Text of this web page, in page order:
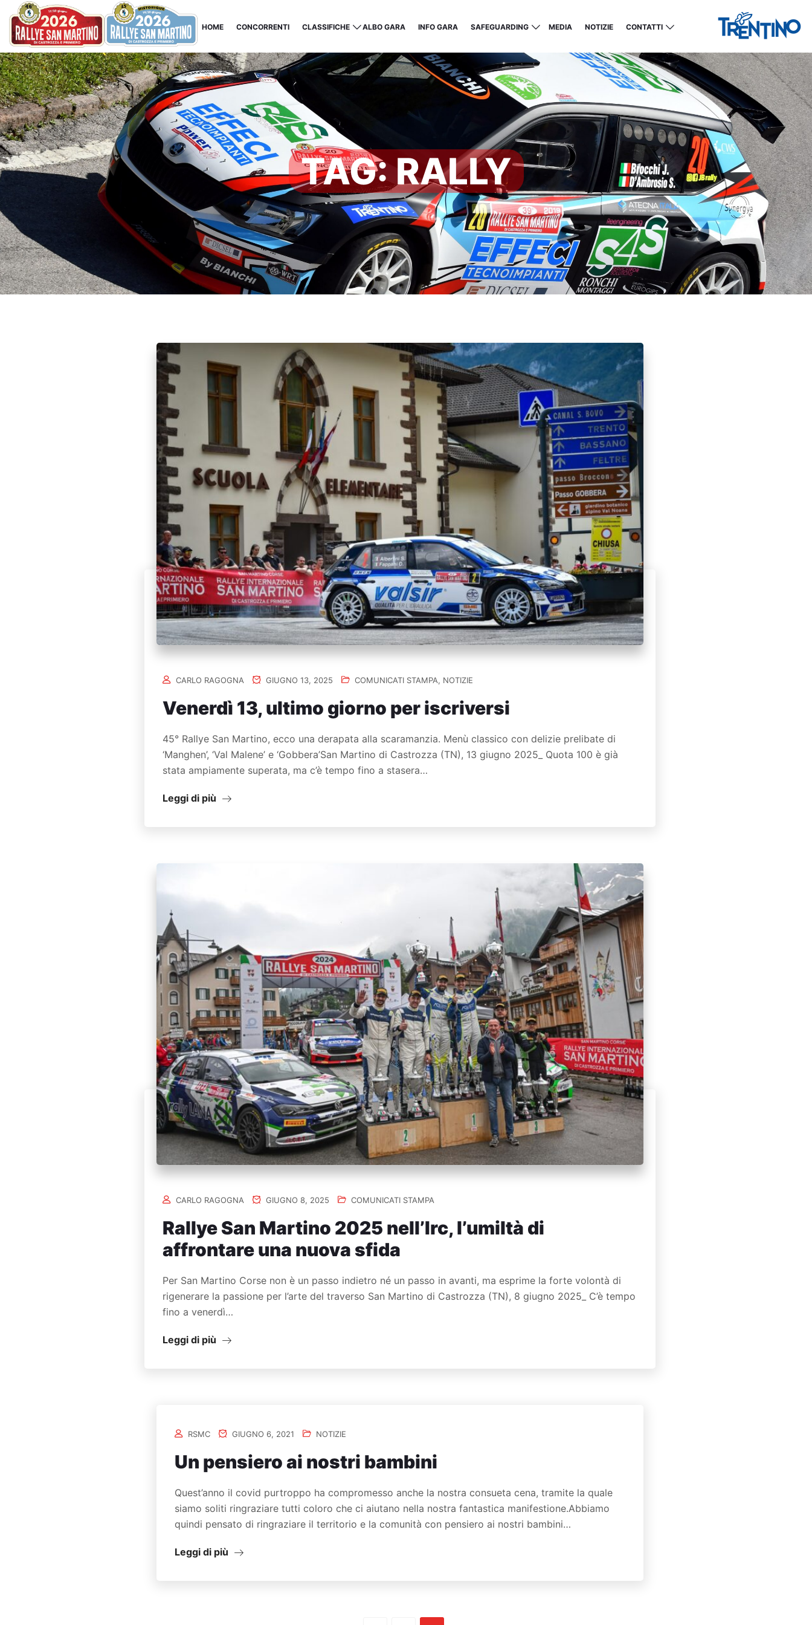
HOME CONCORRENTI CLASSIFICHE ALBO GARA INFO GARA SAFEGUARDING MEDIA NOTIZIE CONTATTI
TAG: RALLY
CARLO RAGOGNA GIUGNO 13, 2025 COMUNICATI STAMPA, NOTIZIE
Venerdì 13, ultimo giorno per iscriversi
45° Rallye San Martino, ecco una derapata alla scaramanzia. Menù classico con delizie prelibate di
‘Manghen’, ‘Val Malene’ e ‘Gobbera’San Martino di Castrozza (TN), 13 giugno 2025_ Quota 100 è già
stata ampiamente superata, ma c’è tempo fino a stasera…
Leggi di più
CARLO RAGOGNA GIUGNO 8, 2025 COMUNICATI STAMPA
Rallye San Martino 2025 nell’Irc, l’umiltà di
affrontare una nuova sfida
Per San Martino Corse non è un passo indietro né un passo in avanti, ma esprime la forte volontà di
rigenerare la passione per l’arte del traverso San Martino di Castrozza (TN), 8 giugno 2025_ C’è tempo
fino a venerdì…
Leggi di più
RSMC GIUGNO 6, 2021 NOTIZIE
Un pensiero ai nostri bambini
Quest’anno il covid purtroppo ha compromesso anche la nostra consueta cena, tramite la quale
siamo soliti ringraziare tutti coloro che ci aiutano nella nostra fantastica manifestione.Abbiamo
quindi pensato di ringraziare il territorio e la comunità con pensiero ai nostri bambini…
Leggi di più